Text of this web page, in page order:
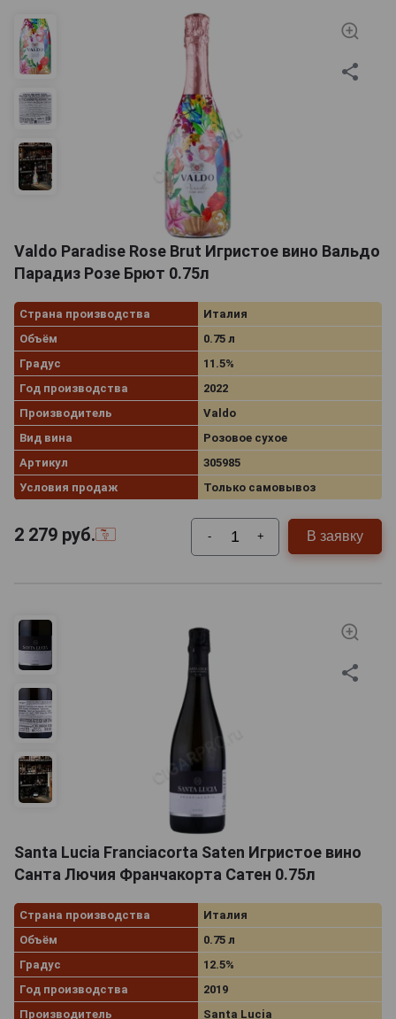
Valdo Paradise Rose Brut Игристое вино Вальдо
Парадиз Розе Брют 0.75л
Страна производства
Италия
Объём
0.75 л
Градус
11.5%
Год производства
2022
Производитель
Valdo
Вид вина
Розовое сухое
Артикул
305985
Условия продаж
Только самовывоз
2 279 руб. - + В заявку
Santa Lucia Franciacorta Saten Игристое вино
Санта Лючия Франчакорта Сатен 0.75л
Страна производства
Италия
Объём
0.75 л
Градус
12.5%
Год производства
2019
Производитель
Santa Lucia